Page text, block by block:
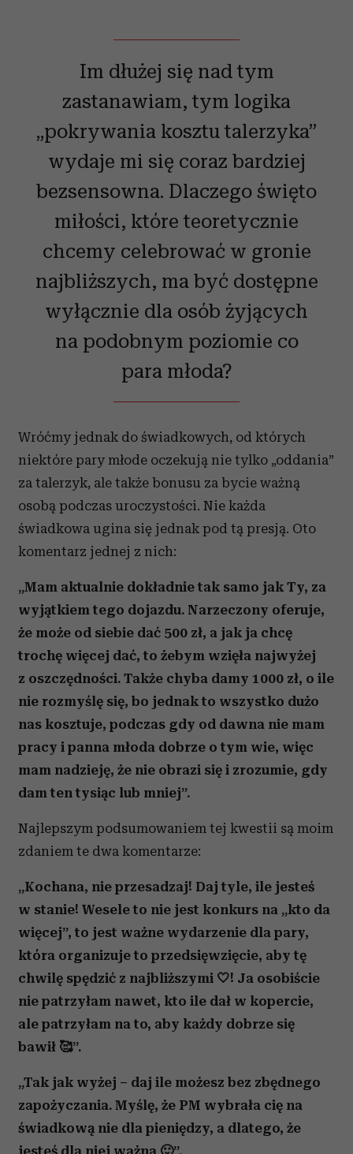
Im dłużej się nad tym
zastanawiam, tym logika
„pokrywania kosztu talerzyka”
wydaje mi się coraz bardziej
bezsensowna. Dlaczego święto
miłości, które teoretycznie
chcemy celebrować w gronie
najbliższych, ma być dostępne
wyłącznie dla osób żyjących
na podobnym poziomie co
para młoda?
Wróćmy jednak do świadkowych, od których
niektóre pary młode oczekują nie tylko „oddania”
za talerzyk, ale także bonusu za bycie ważną
osobą podczas uroczystości. Nie każda
świadkowa ugina się jednak pod tą presją. Oto
komentarz jednej z nich:
„Mam aktualnie dokładnie tak samo jak Ty, za
wyjątkiem tego dojazdu. Narzeczony oferuje,
że może od siebie dać 500 zł, a jak ja chcę
trochę więcej dać, to żebym wzięła najwyżej
z oszczędności. Także chyba damy 1000 zł, o ile
nie rozmyślę się, bo jednak to wszystko dużo
nas kosztuje, podczas gdy od dawna nie mam
pracy i panna młoda dobrze o tym wie, więc
mam nadzieję, że nie obrazi się i zrozumie, gdy
dam ten tysiąc lub mniej”.
Najlepszym podsumowaniem tej kwestii są moim
zdaniem te dwa komentarze:
„Kochana, nie przesadzaj! Daj tyle, ile jesteś
w stanie! Wesele to nie jest konkurs na „kto da
więcej”, to jest ważne wydarzenie dla pary,
która organizuje to przedsięwzięcie, aby tę
chwilę spędzić z najbliższymi 🤍! Ja osobiście
nie patrzyłam nawet, kto ile dał w kopercie,
ale patrzyłam na to, aby każdy dobrze się
bawił 🥰”.
„Tak jak wyżej – daj ile możesz bez zbędnego
zapożyczania. Myślę, że PM wybrała cię na
świadkową nie dla pieniędzy, a dlatego, że
jesteś dla niej ważna 🙂”.